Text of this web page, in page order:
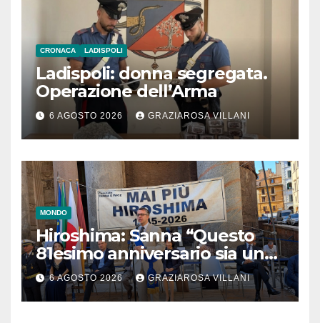
CRONACA LADISPOLI
Ladispoli: donna segregata.
Operazione dell’Arma
6 AGOSTO 2026 GRAZIAROSA VILLANI
MONDO
Hiroshima: Sanna “Questo
81esimo anniversario sia un
monito per tutti”
6 AGOSTO 2026 GRAZIAROSA VILLANI